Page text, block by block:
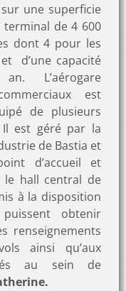
une superficie
terminal de 4 600
dont 4 pour les
d’une capacité
an. L’aérogare
est
de plusieurs
Il est géré par la
de Bastia et
d’accueil et
le hall central de
à la disposition
obtenir
renseignements
ainsi qu’aux
au sein de